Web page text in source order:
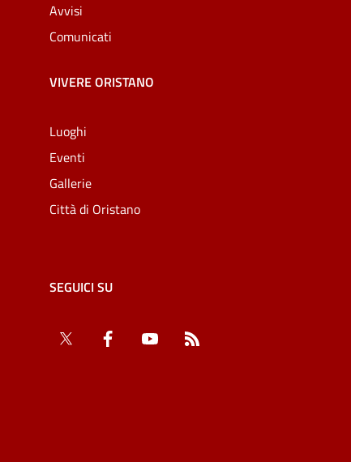
Avvisi
Comunicati
VIVERE ORISTANO
Luoghi
Eventi
Gallerie
Città di Oristano
SEGUICI SU
Twitter Facebook YouTube